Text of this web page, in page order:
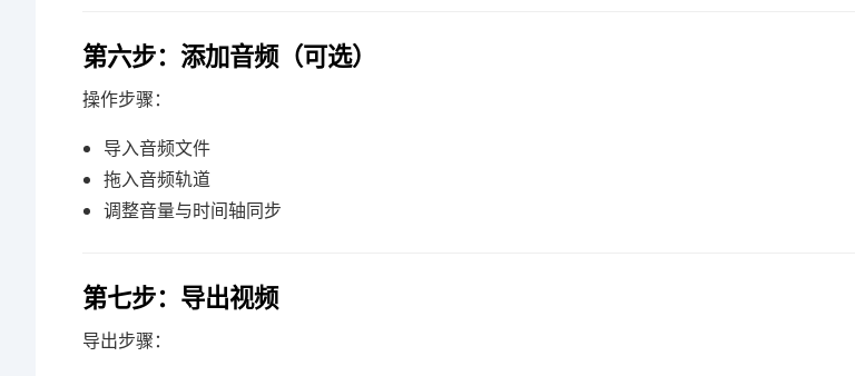
第六步：添加音频（可选）
操作步骤：
导入音频文件
拖入音频轨道
调整音量与时间轴同步
第七步：导出视频
导出步骤：